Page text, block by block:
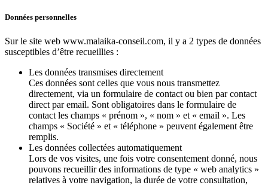
Données personnelles
Sur le site web www.malaika-conseil.com, il y a 2 types de données
susceptibles d’être recueillies :
Les données transmises directement
Ces données sont celles que vous nous transmettez
directement, via un formulaire de contact ou bien par contact
direct par email. Sont obligatoires dans le formulaire de
contact les champs « prénom », « nom » et « email ». Les
champs « Société » et « téléphone » peuvent également être
remplis.
Les données collectées automatiquement
Lors de vos visites, une fois votre consentement donné, nous
pouvons recueillir des informations de type « web analytics »
relatives à votre navigation, la durée de votre consultation,